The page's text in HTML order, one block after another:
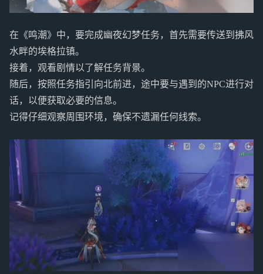
在《鸣潮》中，要完成幽夜幻梦任务，首先需要传送到拂风
水畔的埃格拉镇。
接着，观看剧情以了解任务背景。
随后，按照任务指引向北前进，途中要与遇到的NPC进行对
话，以便获取必要的信息。
记得仔细观察周围环境，确保不遗漏任何线索。